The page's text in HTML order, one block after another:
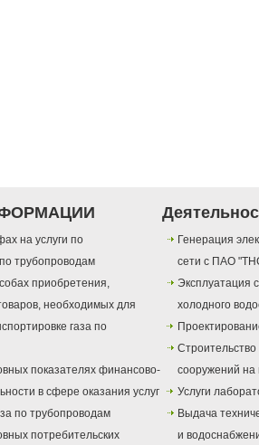
на услуги по
трубопроводам
приобретения,
необходимых для
газа по
показателях финансово-
в сфере оказания услуг
по трубопроводам
потребительских
Генерация
сети с ПАО
Эксплуатация
холодного
сооружений на
Услуги
Выдача
и